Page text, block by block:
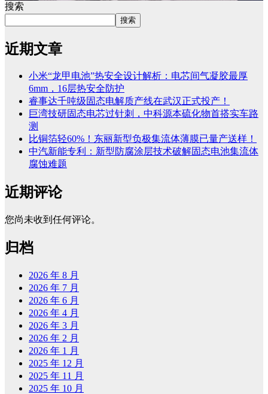
搜索
搜索
近期文章
小米“龙甲电池”热安全设计解析：电芯间气凝胶最厚
6mm，16层热安全防护
睿事达千吨级固态电解质产线在武汉正式投产！
巨湾技研固态电芯过针刺，中科源本硫化物首搭实车路
测
比铜箔轻60%！东丽新型负极集流体薄膜已量产送样！
中汽新能专利：新型防腐涂层技术破解固态电池集流体
腐蚀难题
近期评论
您尚未收到任何评论。
归档
2026 年 8 月
2026 年 7 月
2026 年 6 月
2026 年 4 月
2026 年 3 月
2026 年 2 月
2026 年 1 月
2025 年 12 月
2025 年 11 月
2025 年 10 月